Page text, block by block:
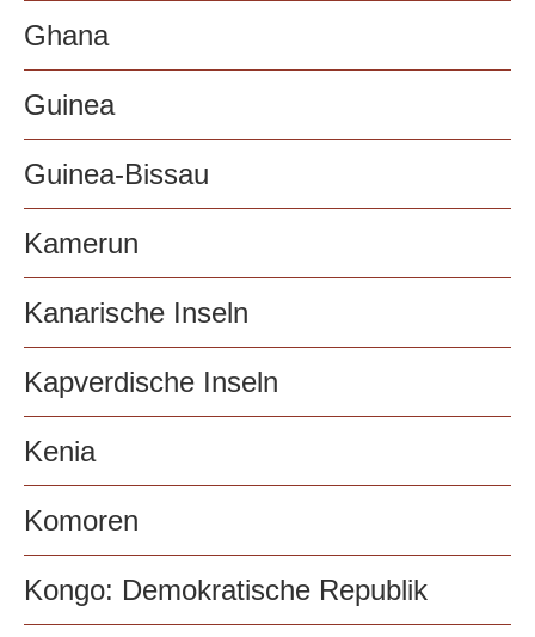
Ghana
Guinea
Guinea-Bissau
Kamerun
Kanarische Inseln
Kapverdische Inseln
Kenia
Komoren
Kongo: Demokratische Republik